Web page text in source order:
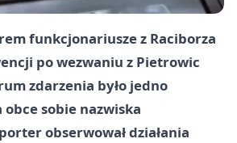
funkcjonariusze z Raciborza
po wezwaniu z Pietrowic
zdarzenia było jedno
sobie nazwiska
obserwował działania